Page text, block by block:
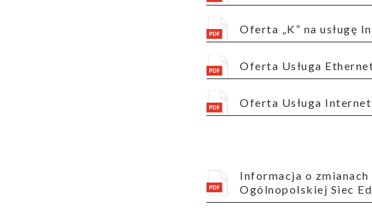
Oferta „K” na
Oferta Usługa
Oferta Usługa
Informacja o zmianach w Regulaminie świadczenia publicznie dostępnych usług telekomunikacyjnych w
Ogólnopolskiej Siec